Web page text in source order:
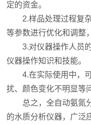
定的资金。
2.样品处理过程复杂
等参数进行优化和调整
3.对仪器操作人员的
仪器操作知识和技能。
4.在实际使用中，可
扰、颜色变化不明显等
总之，全自动氨氮分
的水质分析仪器，广泛